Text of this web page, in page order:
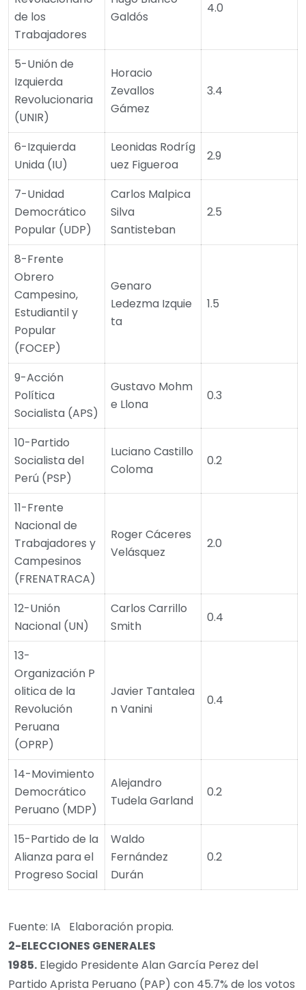
de los
Trabajadores
Galdós
4.0
5-Unión de
Izquierda
Revolucionaria
(UNIR)
Horacio
Zevallos
Gámez
3.4
6-Izquierda
Unida (IU)
Leonidas Rodríg
uez Figueroa
2.9
7-Unidad
Democrático
Popular (UDP)
Carlos Malpica
Silva
Santisteban
2.5
8-Frente
Obrero
Campesino,
Estudiantil y
Popular
(FOCEP)
Genaro
Ledezma Izquie
ta
1.5
9-Acción
Política
Socialista (APS)
Gustavo Mohm
e Llona
0.3
10-Partido
Socialista del
Perú (PSP)
Luciano Castillo
Coloma
0.2
11-Frente
Nacional de
Trabajadores y
Campesinos
(FRENATRACA)
Roger Cáceres
Velásquez
2.0
12-Unión
Nacional (UN)
Carlos Carrillo
Smith
0.4
13-
Organización P
olitica de la
Revolución
Peruana
(OPRP)
Javier Tantalea
n Vanini
0.4
14-Movimiento
Democrático
Peruano (MDP)
Alejandro
Tudela Garland
0.2
15-Partido de la
Alianza para el
Progreso Social
Waldo
Fernández
Durán
0.2
Fuente: IA Elaboración propia.
2-ELECCIONES GENERALES
1985. Elegido Presidente Alan García Perez del
Partido Aprista Peruano (PAP) con 45.7% de los votos